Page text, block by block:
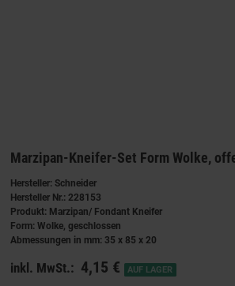
Marzipan-Kneifer-Set Form Wolke,
Hersteller: Schneider
Hersteller Nr.: 228153
Produkt: Marzipan/ Fondant Kneifer
Form: Wolke, geschlossen
Abmessungen in mm: 35 x 85 x 20
inkl. MwSt.: 4,15 € AUF LAGER